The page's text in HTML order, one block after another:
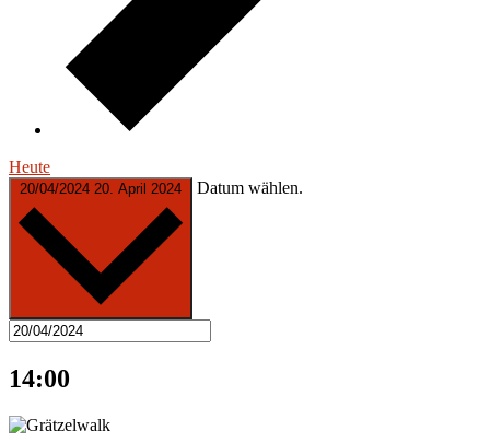
Heute
20/04/2024 20. April 2024 Datum wählen.
14:00